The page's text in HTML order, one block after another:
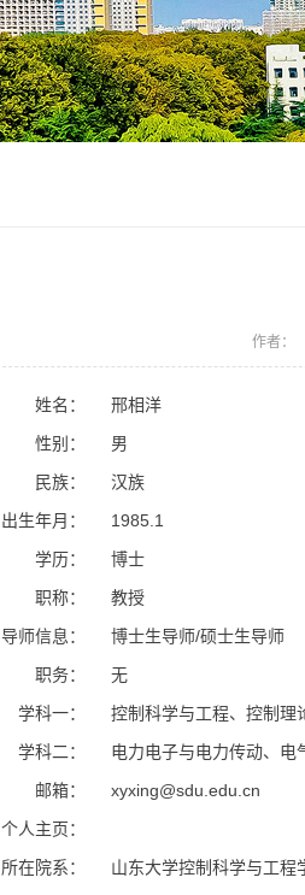
作者：
姓名：
邢相洋
性别：
男
民族：
汉族
出生年月：
1985.1
学历：
博士
职称：
教授
导师信息：
博士生导师/硕士生导师
职务：
无
学科一：
控制科学与工程、控制理
学科二：
电力电子与电力传动、电
邮箱：
xyxing@sdu.edu.cn
个人主页：
所在院系：
山东大学控制科学与工程